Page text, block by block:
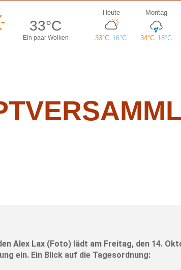
Alex Lax (Foto) lädt am Freitag, den 14.
ein. Ein Blick auf die Tagesordnung: